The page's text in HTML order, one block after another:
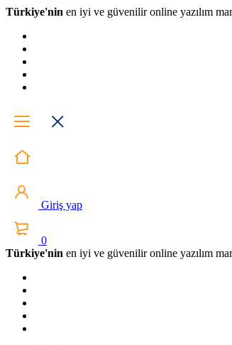
Türkiye'nin en iyi ve güvenilir online yazılım
Giriş yap
0
Türkiye'nin en iyi ve güvenilir online yazılım